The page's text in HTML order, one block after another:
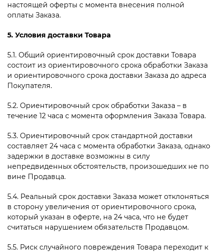
настоящей оферты с момента внесения полной
оплаты Заказа.
5. Условия доставки Товара
5.1. Общий ориентировочный срок доставки Товара
состоит из ориентировочного срока обработки Заказа
и ориентировочного срока доставки Заказа до адреса
Покупателя.
5.2. Ориентировочный срок обработки Заказа – в
течение 12 часа с момента оформления Заказа Товара.
5.3. Ориентировочный срок стандартной доставки
составляет 24 часа с момента обработки Заказа, однако
задержки в доставке возможны в силу
непредвиденных обстоятельств, произошедших не по
вине Продавца.
5.4. Реальный срок доставки Заказа может отклоняться
в сторону увеличения от ориентировочного срока,
который указан в оферте, на 24 часа, что не будет
считаться нарушением обязательств Продавцом.
5.5. Риск случайного повреждения Товара переходит к